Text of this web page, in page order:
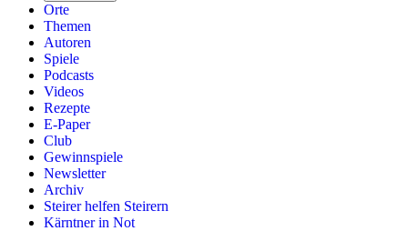
Orte
Themen
Autoren
Spiele
Podcasts
Videos
Rezepte
E-Paper
Club
Gewinnspiele
Newsletter
Archiv
Steirer helfen Steirern
Kärntner in Not